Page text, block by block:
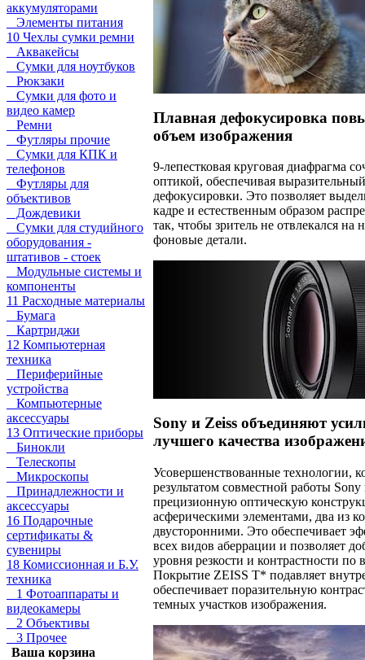
аккумуляторами
Элементы питания
10 Чехлы сумки ремни
Аквакейсы
Сумки для ноутбуков
Рюкзаки
Сумки для фото и
видео камер
Ремни
Футляры прочие
Сумки для КПК и
телефонов
Футляры для
объективов
Дождевики
Сумки для студийного
оборудования -
штативов - стоек
Модульные системы и
компоненты
11 Расходные материалы
Бумага
Картриджи
12 Компьютерная
техника
Периферийные
устройства
Компьютерные
аксессуары
13 Оптические приборы
Бинокли
Телескопы
Микроскопы
Принадлежности и
аксессуары
16 Подарочные
сертификаты &
сувениры
18 Комиссионная и Б.У.
техника
1 Фотоаппараты и
видеокамеры
2 Объективы
3 Прочее
Ваша корзина
Плавная дефокусировка
объем изображения
9-лепестковая круговая диафрагма
оптикой, обеспечивая
дефокусировки. Это позволяет
кадре и естественным образом
так, чтобы зритель не отвлекался на
фоновые детали.
Sony и Zeiss объединяют
лучшего качества
Усовершенствованные технологии,
результатом совместной работы
прецизионную оптическую
асферическими элементами, два из
двусторонними. Это обеспечивает
всех видов аберрации и позволяет
уровня резкости и контрастности по
Покрытие ZEISS T* подавляет
обеспечивает поразительную
темных участков изображения.